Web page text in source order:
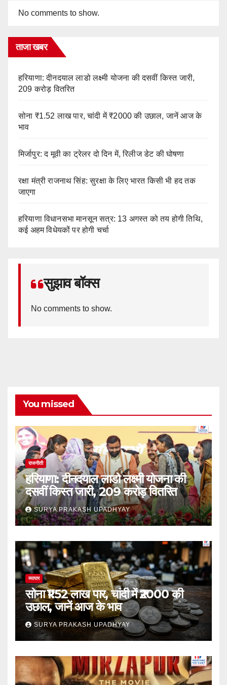
No comments to show.
ताजा खबर
हरियाणा: दीनदयाल लाडो लक्ष्मी योजना की दसवीं किस्त जारी,
209 करोड़ वितरित
सोना ₹1.52 लाख पार, चांदी में ₹2000 की उछाल, जानें आज के
भाव
मिर्जापुर: द मूवी का ट्रेलर दो दिन में, रिलीज डेट की घोषणा
रक्षा मंत्री राजनाथ सिंह: सुरक्षा के लिए भारत किसी भी हद तक
जाएगा
हरियाणा विधानसभा मानसून सत्र: 13 अगस्त को तय होगी तिथि,
कई अहम विधेयकों पर होगी चर्चा
सुझाव बॉक्स
No comments to show.
You missed
राजनीती
हरियाणा: दीनदयाल लाडो लक्ष्मी योजना की
दसवीं किस्त जारी, 209 करोड़ वितरित
SURYA PRAKASH UPADHYAY
व्यापार
सोना ₹1.52 लाख पार, चांदी में ₹2000 की
उछाल, जानें आज के भाव
SURYA PRAKASH UPADHYAY